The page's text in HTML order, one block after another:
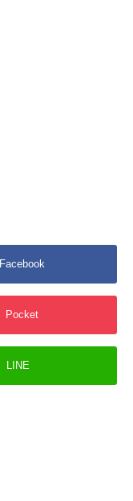
Facebook
Pocket
LINE